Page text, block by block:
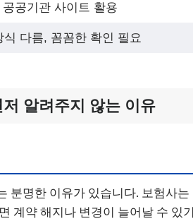
공기관 사이트 활용
다름, 꼼꼼한 확인 필요
알려주지 않는 이유
분명한 이유가 있습니다. 보험사
계약 해지나 변경이 늘어날 수 있